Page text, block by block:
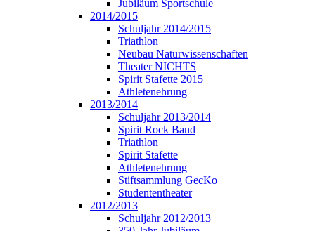
Jubiläum Sportschule
2014/2015
Schuljahr 2014/2015
Triathlon
Neubau Naturwissenschaften
Theater NICHTS
Spirit Stafette 2015
Athletenehrung
2013/2014
Schuljahr 2013/2014
Spirit Rock Band
Triathlon
Spirit Stafette
Athletenehrung
Stiftsammlung GecKo
Studententheater
2012/2013
Schuljahr 2012/2013